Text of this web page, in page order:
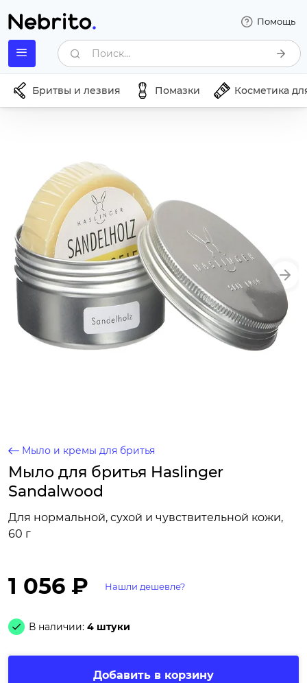
Помощь
Поиск...
Бритвы и лезвия Помазки Косметика
Мыло и кремы для бритья
Мыло для бритья Haslinger
Sandalwood
Для нормальной, сухой и чувствительной кожи,
60 г
1 056 ₽ Нашли дешевле?
В наличии: 4 штуки
Добавить в корзину